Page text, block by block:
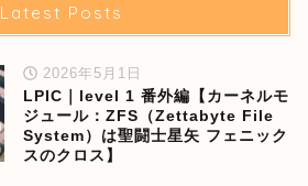
Latest Posts
2026年5月1日
LPIC｜level 1 番外編【カーネルモ
ジュール：ZFS（Zettabyte File
System）は聖闘士星矢 フェニック
スのクロス】